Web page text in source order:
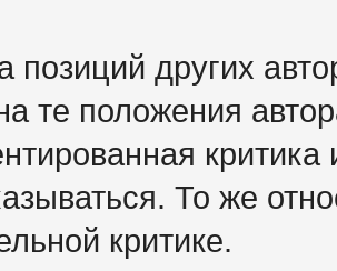
позиций других
те положения
То же
критике.